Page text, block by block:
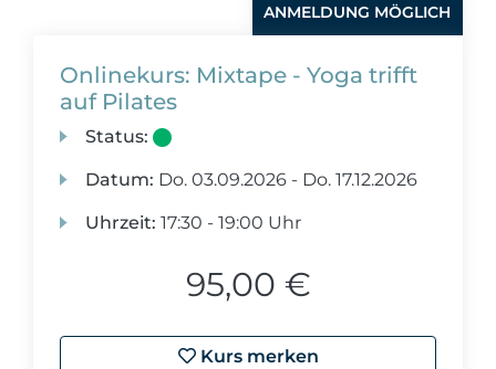
ANMELDUNG MÖGLICH
Onlinekurs: Mixtape - Yoga trifft
auf Pilates
Status:
Datum: Do. 03.09.2026 - Do. 17.12.2026
Uhrzeit: 17:30 - 19:00 Uhr
95,00 €
Kurs merken